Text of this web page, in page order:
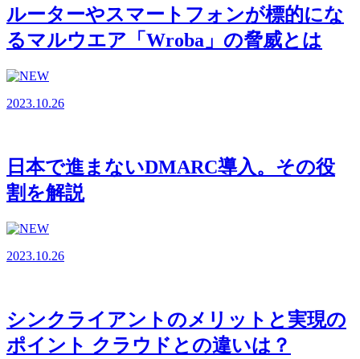
ルーターやスマートフォンが標的にな
るマルウエア「Wroba」の脅威とは
2023.10.26
日本で進まないDMARC導入。その役
割を解説
2023.10.26
シンクライアントのメリットと実現の
ポイント クラウドとの違いは？